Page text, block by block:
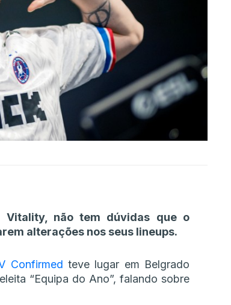
Vitality, não tem dúvidas que o
alterações nos seus lineups.
Confirmed teve lugar em Belgrado
“Equipa do Ano”, falando sobre